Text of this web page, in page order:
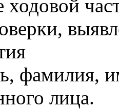
ходовой
фамилия,
лица.